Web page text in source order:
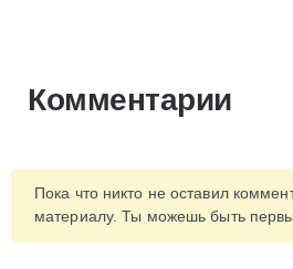
Комментарии
Пока что никто не оставил
материалу. Ты можешь быть